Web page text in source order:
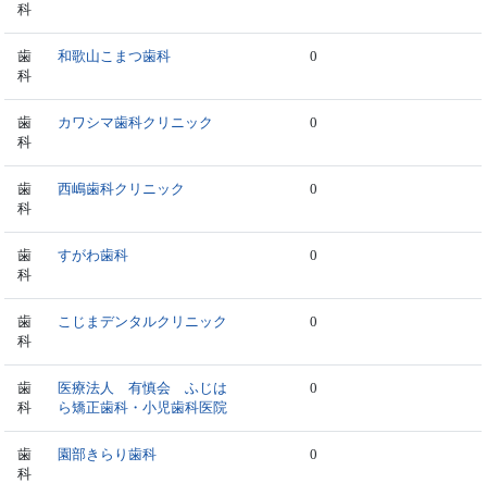
科
歯
科
和歌山こまつ歯科 0
歯
科
カワシマ歯科クリニック 0
歯
科
西嶋歯科クリニック 0
歯
科
すがわ歯科 0
歯
科
こじまデンタルクリニック 0
歯
科
医療法人 有慎会 ふじは
ら矯正歯科・小児歯科医院
0
歯
科
園部きらり歯科 0